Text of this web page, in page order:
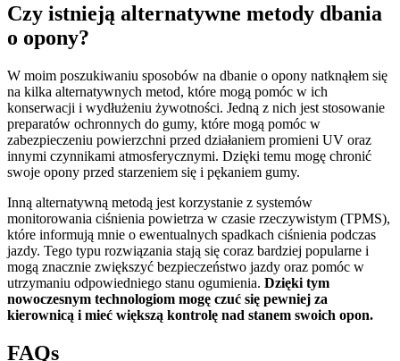
Czy istnieją alternatywne metody dbania
o opony?
W moim poszukiwaniu sposobów na dbanie o opony natknąłem się
na kilka alternatywnych metod, które mogą pomóc w ich
konserwacji i wydłużeniu żywotności. Jedną z nich jest stosowanie
preparatów ochronnych do gumy, które mogą pomóc w
zabezpieczeniu powierzchni przed działaniem promieni UV oraz
innymi czynnikami atmosferycznymi. Dzięki temu mogę chronić
swoje opony przed starzeniem się i pękaniem gumy.
Inną alternatywną metodą jest korzystanie z systemów
monitorowania ciśnienia powietrza w czasie rzeczywistym (TPMS),
które informują mnie o ewentualnych spadkach ciśnienia podczas
jazdy. Tego typu rozwiązania stają się coraz bardziej popularne i
mogą znacznie zwiększyć bezpieczeństwo jazdy oraz pomóc w
utrzymaniu odpowiedniego stanu ogumienia. Dzięki tym
nowoczesnym technologiom mogę czuć się pewniej za
kierownicą i mieć większą kontrolę nad stanem swoich opon.
FAQs